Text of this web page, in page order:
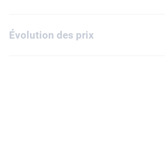
Évolution des prix